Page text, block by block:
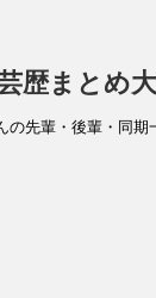
歴まとめ
の先輩・後輩・同期